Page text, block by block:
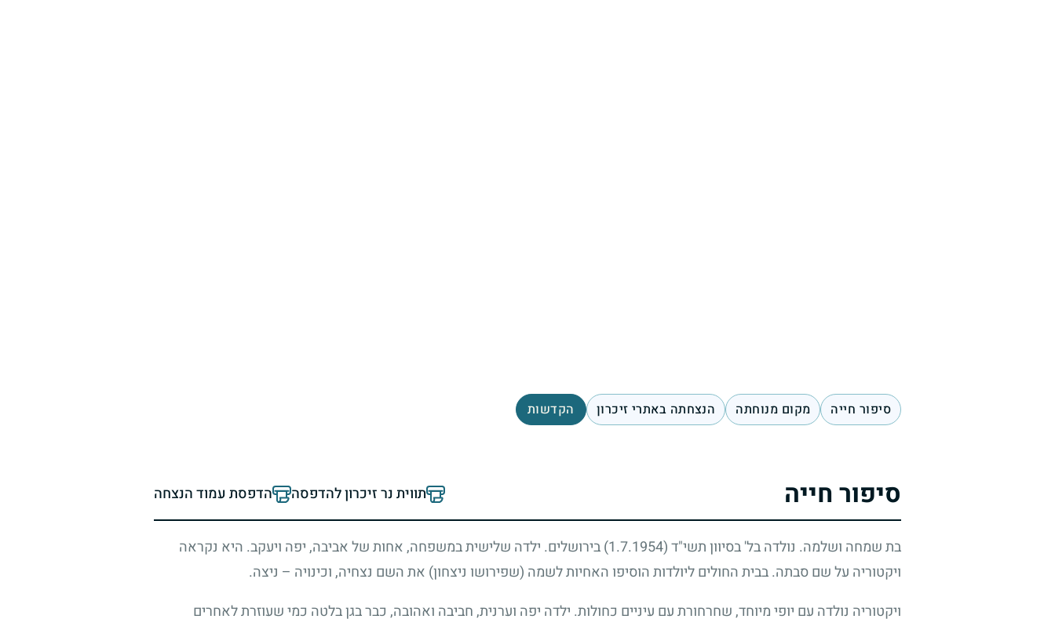
סיפור חייה מקום מנוחתה הנצחתה באתרי זיכרון הקדשות
סיפור חייה תווית נר זיכרון להדפסה הדפסת עמוד הנצחה
בת שמחה ושלמה. נולדה בל' בסיוון תשי"ד(1.7.1954)
בירושלים. ילדה שלישית במשפחה, אחות של אביבה, יפה ויעקב. היא נקראה
ויקטוריה על שם סבתה. בבית החולים ליולדות הוסיפו האחיות לשמה (שפירושו ניצחון) את השם נצחיה, וכינויה – ניצה.
ויקטוריה נולדה עם יופי מיוחד, שחרחורת עם עיניים כחולות. ילדה יפה וערנית, חביבה ואהובה, כבר בגן בלטה כמי שעוזרת לאחרים